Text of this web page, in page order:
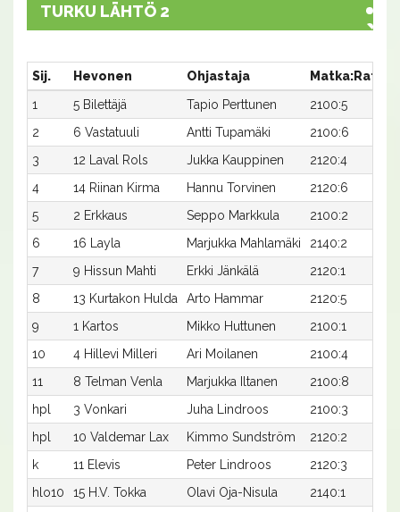
TURKU LÄHTÖ 2
Sij. Hevonen Ohjastaja Matka:Rata
1
5 Bilettäjä Tapio Perttunen 2100:5
2
6 Vastatuuli Antti Tupamäki 2100:6
3
12 Laval Rols Jukka Kauppinen 2120:4
4
14 Riinan Kirma Hannu Torvinen 2120:6
5
2 Erkkaus Seppo Markkula 2100:2
6
16 Layla Marjukka Mahlamäki 2140:2
7
9 Hissun Mahti Erkki Jänkälä 2120:1
8
13 Kurtakon Hulda Arto Hammar 2120:5
9
1 Kartos Mikko Huttunen 2100:1
10
4 Hillevi Milleri Ari Moilanen 2100:4
11
8 Telman Venla Marjukka Iltanen 2100:8
hpl
3 Vonkari Juha Lindroos 2100:3
hpl
10 Valdemar Lax Kimmo Sundström 2120:2
k
11 Elevis Peter Lindroos 2120:3
hlo10
15 H.V. Tokka Olavi Oja-Nisula 2140:1